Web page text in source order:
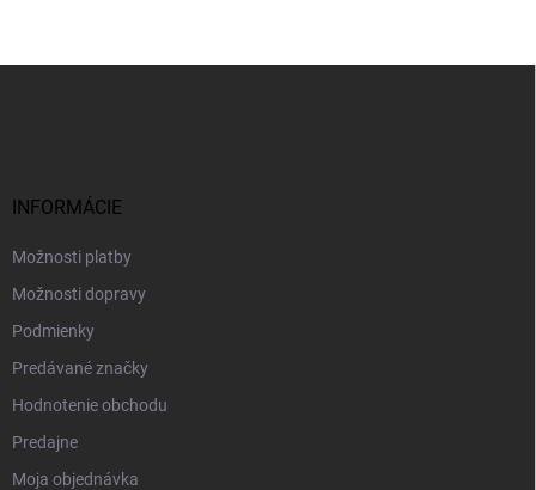
INFORMÁCIE
Možnosti platby
Možnosti dopravy
Podmienky
Predávané značky
Hodnotenie obchodu
Predajne
Moja objednávka